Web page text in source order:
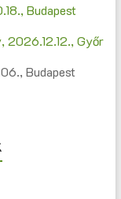
Budapest
2026.12.12., Győr
Budapest